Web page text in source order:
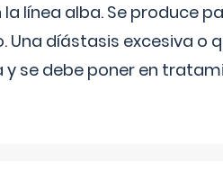
línea alba. Se produce
díástasis excesiva o
se debe poner en